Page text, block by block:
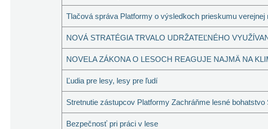
Tlačová správa Platformy o výsledkoch prieskumu verejnej
NOVÁ STRATÉGIA TRVALO UDRŽATEĽNÉHO
NOVELA ZÁKONA O LESOCH REAGUJE NAJMÄ NA
Ľudia pre lesy, lesy pre ľudí
Stretnutie zástupcov Platformy Zachráňme lesné
Bezpečnosť pri práci v lese